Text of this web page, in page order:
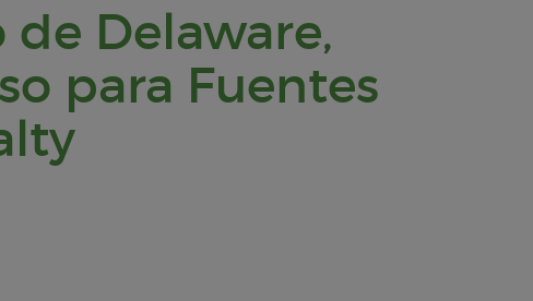
Delaware,
para Fuentes